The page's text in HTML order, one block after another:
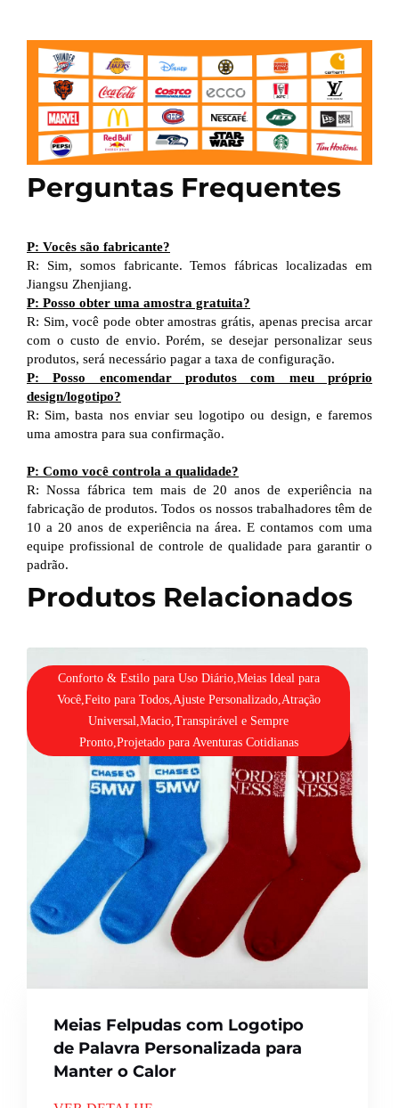
Perguntas Frequentes
P: Vocês são fabricante?
R: Sim, somos fabricante. Temos fábricas localizadas em
Jiangsu Zhenjiang.
P: Posso obter uma amostra gratuita?
R: Sim, você pode obter amostras grátis, apenas precisa arcar
com o custo de envio. Porém, se desejar personalizar seus
produtos, será necessário pagar a taxa de configuração.
P: Posso encomendar produtos com meu próprio
design/logotipo?
R: Sim, basta nos enviar seu logotipo ou design, e faremos
uma amostra para sua confirmação.
P: Como você controla a qualidade?
R: Nossa fábrica tem mais de 20 anos de experiência na
fabricação de produtos. Todos os nossos trabalhadores têm de
10 a 20 anos de experiência na área. E contamos com uma
equipe profissional de controle de qualidade para garantir o
padrão.
Produtos Relacionados
Conforto & Estilo para Uso Diário,Meias Ideal para
Você,Feito para Todos,Ajuste Personalizado,Atração
Universal,Macio,Transpirável e Sempre
Pronto,Projetado para Aventuras Cotidianas
Meias Felpudas com Logotipo
de Palavra Personalizada para
Manter o Calor